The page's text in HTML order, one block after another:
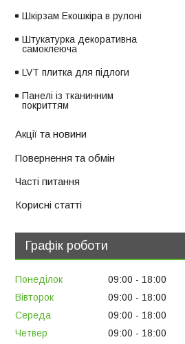
Шкірзам Екошкіра в рулоні
Штукатурка декоративна
самоклеюча
LVT плитка для підлоги
Панелі із тканинним
покриттям
Акції та новини
Повернення та обмін
Часті питання
Корисні статті
Графік роботи
Понеділок 09:00
18:00
Вівторок
09:00
18:00
Середа
09:00
18:00
Четвер
09:00
18:00